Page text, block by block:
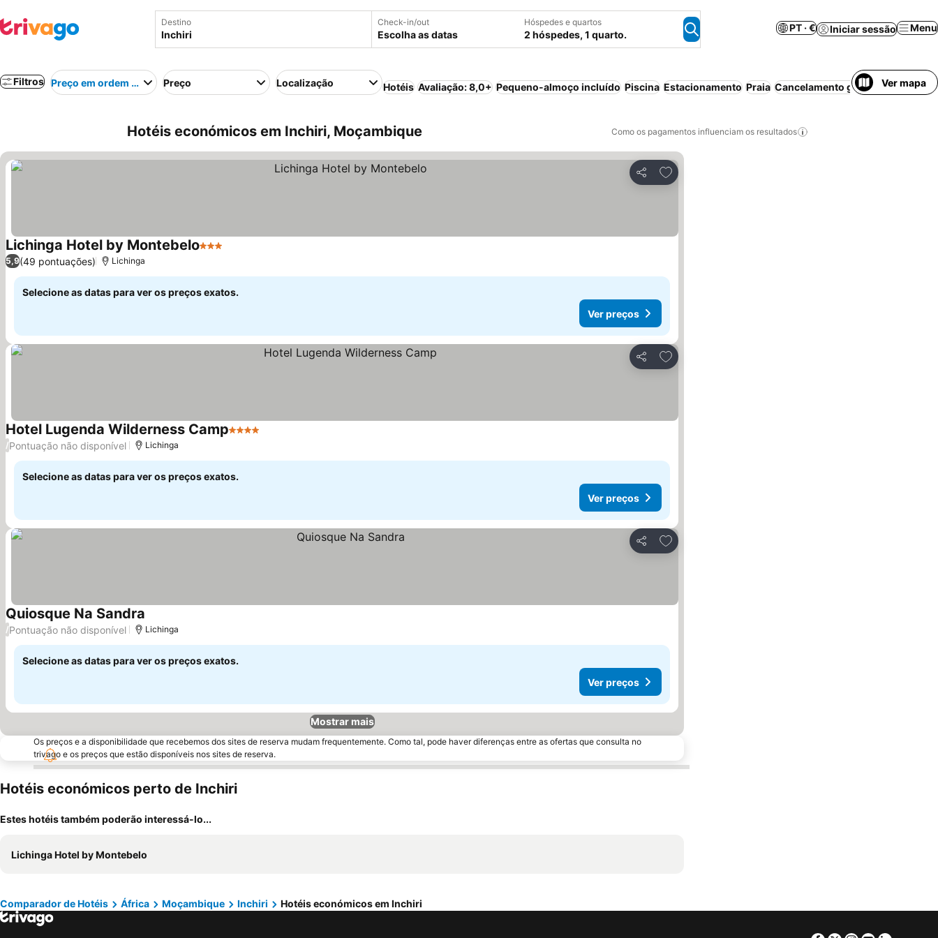
Destino Check-in/out
Escolha as datas
Hóspedes e quartos
2 hóspedes, 1 quarto.
PT · € Iniciar sessão Menu
Filtros Preço em ordem crescentePreço Localização Hotéis Avaliação: 8,0+ Pequeno-almoço incluído Piscina Estacionamento Praia Cancelamento gratuitoVer mapa
Hotéis económicos em Inchiri, Moçambique Como os pagamentos influenciam os resultados
Partilhar
Adicionar aos favoritos
Lichinga Hotel by Montebelo3 Estrelas
5,9(49 pontuações) Lichinga
Selecione as datas para ver os preços exatos.
Ver preços
Partilhar
Adicionar aos favoritos
Hotel Lugenda Wilderness Camp4 Estrelas
/Pontuação não disponível Lichinga
Selecione as datas para ver os preços exatos.
Ver preços
Partilhar
Adicionar aos favoritos
Quiosque Na Sandra
/Pontuação não disponível Lichinga
Selecione as datas para ver os preços exatos.
Ver preços
Mostrar mais
Os preços e a disponibilidade que recebemos dos sites de reserva mudam frequentemente. Como tal, pode haver diferenças entre as ofertas que consulta no
trivago e os preços que estão disponíveis nos sites de reserva.
Hotéis económicos perto de Inchiri
Estes hotéis também poderão interessá-lo...
Lichinga Hotel by Montebelo
Comparador de Hotéis África Moçambique Inchiri Hotéis económicos em Inchiri